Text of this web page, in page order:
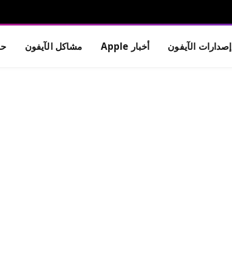
إصدارات الآيفون أخبار Apple مشاكل الآيفون